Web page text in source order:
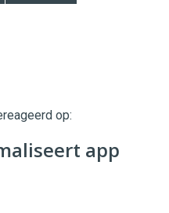
op:
app